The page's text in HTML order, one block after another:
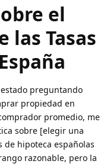
el
las Tasas
preguntando
propiedad en
promedio, me
sobre [elegir una
de hipoteca españolas
razonable, pero la